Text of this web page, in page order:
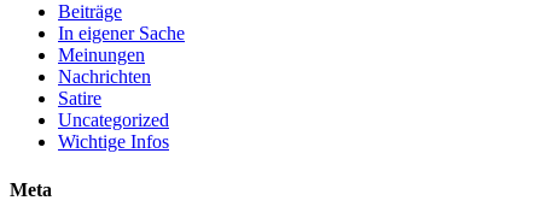
Beiträge
In eigener Sache
Meinungen
Nachrichten
Satire
Uncategorized
Wichtige Infos
Meta